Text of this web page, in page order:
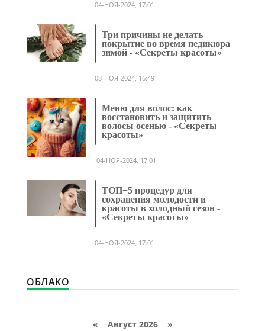
04-НОЯ-2024, 17:01
Три причины не делать
покрытие во время педикюра
зимой - «Секреты красоты»
08-НОЯ-2024, 16:49
Меню для волос: как
восстановить и защитить
волосы осенью - «Секреты
красоты»
04-НОЯ-2024, 17:01
ТОП−5 процедур для
сохранения молодости и
красоты в холодный сезон -
«Секреты красоты»
04-НОЯ-2024, 17:01
ОБЛАКО
« Август 2026 »